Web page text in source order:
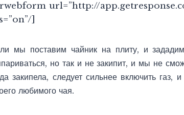
url=”http://
]
мы поставим чайник на плиту, и
но так и не закипит, и мы не
закипела, следует сильнее включить газ,
любимого чая.